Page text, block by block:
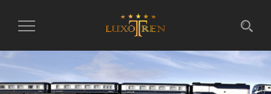
Intercambiar
navegación